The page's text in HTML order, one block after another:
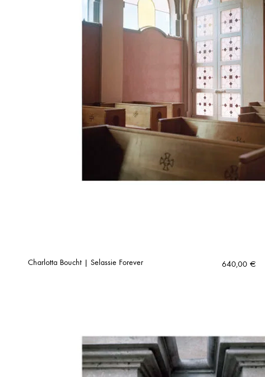
Charlotta Boucht | Selassie Forever 640,00 €